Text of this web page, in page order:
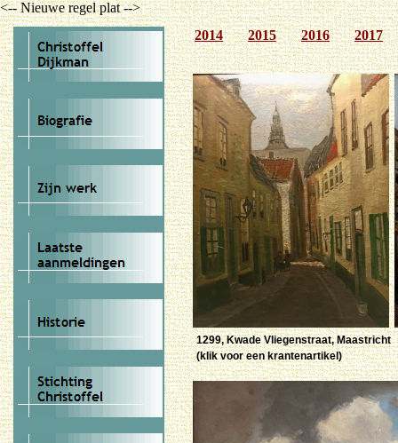
2014 2015 2016 2017
1299, Kwade Vliegenstraat, Maastricht
(klik voor een krantenartikel)
<-- Nieuwe regel plat -->